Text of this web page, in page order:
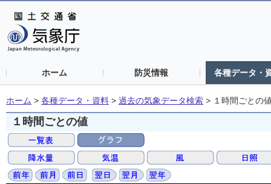
ホーム 防災情報 各種データ・
ホーム > 各種データ・資料 > 過去の気象データ検索 > １時間ごとの
１時間ごとの値